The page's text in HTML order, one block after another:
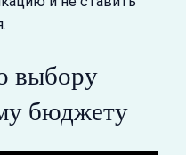
выбору
бюджету